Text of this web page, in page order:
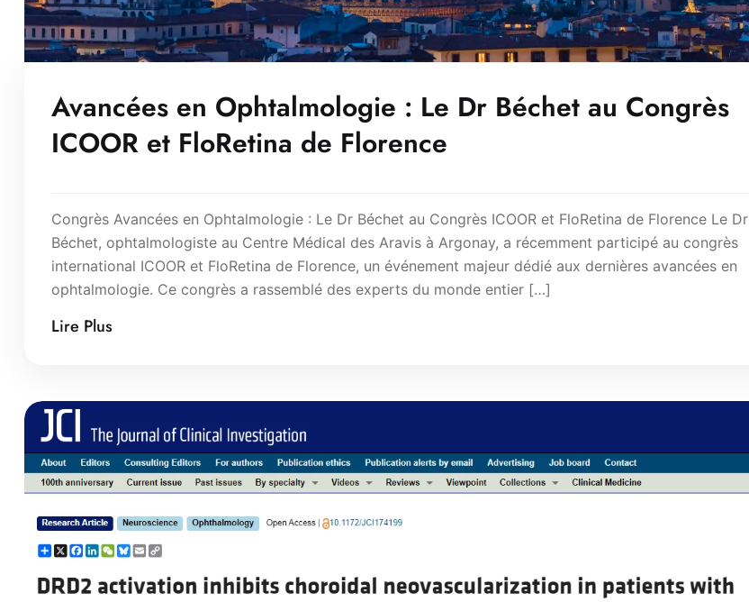
Avancées en Ophtalmologie : Le Dr Béchet au Congrès
ICOOR et FloRetina de Florence
Congrès Avancées en Ophtalmologie : Le Dr Béchet au Congrès ICOOR et FloRetina de Florence Le Dr
Béchet, ophtalmologiste au Centre Médical des Aravis à Argonay, a récemment participé au congrès
international ICOOR et FloRetina de Florence, un événement majeur dédié aux dernières avancées en
ophtalmologie. Ce congrès a rassemblé des experts du monde entier […]
Lire Plus